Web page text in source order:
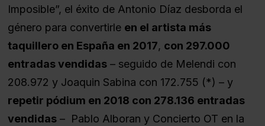
Imposible”, el éxito de Antonio Díaz desborda el
género para convertirle en el artista más
taquillero en España en 2017, con 297.000
entradas vendidas– seguido de Melendi con
208.972 y Joaquin Sabina con 172.755 (*) – y
repetir pódium en 2018 con 278.136 entradas
vendidas– Pablo Alboran y Concierto OT en la